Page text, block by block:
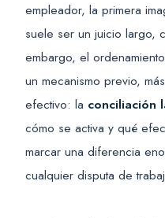
empleador, la primera
suele ser un juicio largo,
embargo, el
un mecanismo previo,
efectivo: la conciliación
cómo se activa y qué
marcar una diferencia
cualquier disputa de